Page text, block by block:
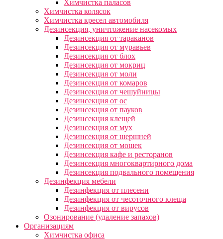
Химчистка паласов
Химчистка колясок
Химчистка кресел автомобиля
Дезинсекция, уничтожение насекомых
Дезинсекция от тараканов
Дезинсекция от муравьев
Дезинсекция от блох
Дезинсекция от мокриц
Дезинсекция от моли
Дезинсекция от комаров
Дезинсекция от чешуйницы
Дезинсекция от ос
Дезинсекция от пауков
Дезинсекция клещей
Дезинсекция от мух
Дезинсекция от шершней
Дезинсекция от мошек
Дезинсекция кафе и ресторанов
Дезинсекция многоквартирного дома
Дезинсекция подвального помещения
Дезинфекция мебели
Дезинфекция от плесени
Дезинфекция от чесоточного клеща
Дезинфекция от вирусов
Озонирование (удаление запахов)
Организациям
Химчистка офиса